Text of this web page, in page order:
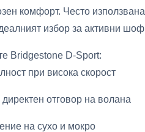
комфорт. Често
избор за активни
Bridgestone D-Sport:
при висока скорост
отговор на волана
на сухо и мокро